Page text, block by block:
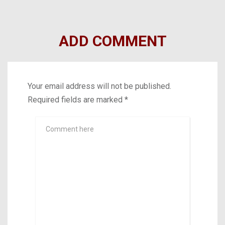
ADD COMMENT
Your email address will not be published.
Required fields are marked *